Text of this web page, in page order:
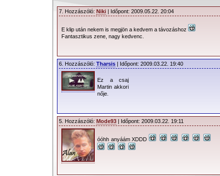
7. Hozzászóló: Niki | Időpont: 2009.05.22. 20:04
E klip után nekem is megjön a kedvem a távozáshoz
Fantasztikus zene, nagy kedvenc.
6. Hozzászóló: Tharsis | Időpont: 2009.03.22. 19:40
Ez a csaj
Martin akkori
nője.
5. Hozzászóló: Mode93 | Időpont: 2009.03.22. 19:11
óóhh anyáám XDDD